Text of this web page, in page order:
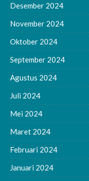
Desember 2024
November 2024
Oktober 2024
September 2024
Agustus 2024
Juli 2024
Mei 2024
Maret 2024
Februari 2024
Januari 2024